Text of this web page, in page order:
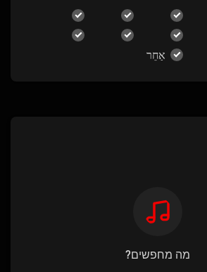
אַחֵר
מה מחפשים?